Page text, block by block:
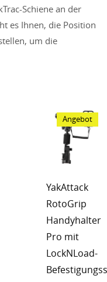
Schiene an der
es Ihnen, die Position
um die
Angebot
YakAttack
RotoGrip
Handyhalter
Pro mit
LockNLoad-